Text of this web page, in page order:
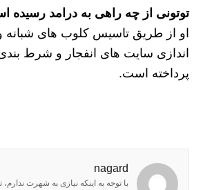
توتونی از چه راهی به درامد رسیده
او از طریق تاسیس کلوب های شبانه
اندازی سایت های انفجار و شرط
پرداخته است.
nagard
با توجه به اینکه نیازی به شهرت